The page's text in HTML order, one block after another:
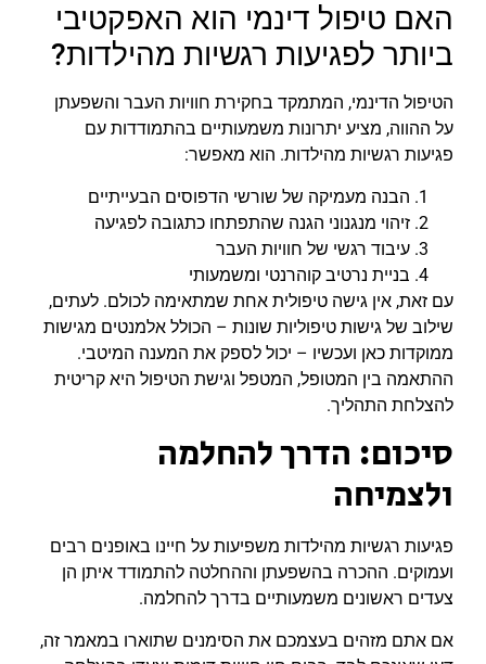
האם טיפול דינמי הוא האפקטיבי
ביותר לפגיעות רגשיות מהילדות?
הטיפול הדינמי, המתמקד בחקירת חוויות העבר והשפעתן
על ההווה, מציע יתרונות משמעותיים בהתמודדות עם
פגיעות רגשיות מהילדות. הוא מאפשר:
הבנה מעמיקה של שורשי הדפוסים הבעייתיים
זיהוי מנגנוני הגנה שהתפתחו כתגובה לפגיעה
עיבוד רגשי של חוויות העבר
בניית נרטיב קוהרנטי ומשמעותי
עם זאת, אין גישה טיפולית אחת שמתאימה לכולם. לעתים,
שילוב של גישות טיפוליות שונות – הכולל אלמנטים מגישות
ממוקדות כאן ועכשיו – יכול לספק את המענה המיטבי.
ההתאמה בין המטופל, המטפל וגישת הטיפול היא קריטית
להצלחת התהליך.
סיכום: הדרך להחלמה
ולצמיחה
פגיעות רגשיות מהילדות משפיעות על חיינו באופנים רבים
ועמוקים. ההכרה בהשפעתן וההחלטה להתמודד איתן הן
צעדים ראשונים משמעותיים בדרך להחלמה.
אם אתם מזהים בעצמכם את הסימנים שתוארו במאמר זה,